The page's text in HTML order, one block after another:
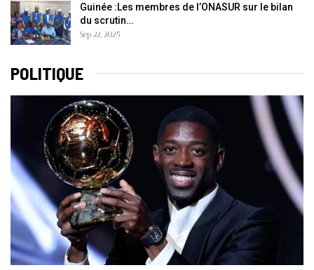
Guinée :Les membres de l’ONASUR sur le bilan
du scrutin…
Sep 22, 2025
POLITIQUE